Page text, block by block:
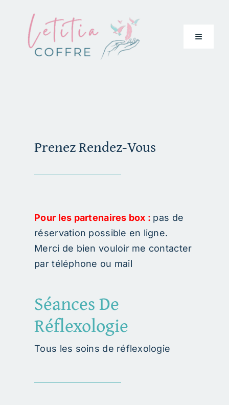
contenu
Toggle
Services
Témoignages
Panier
Prenez Rendez-Vous
Pour les partenaires box : pas de
réservation possible en ligne.
Merci de bien vouloir me contacter
par téléphone ou mail
Séances De
Réflexologie
Tous les soins de réflexologie